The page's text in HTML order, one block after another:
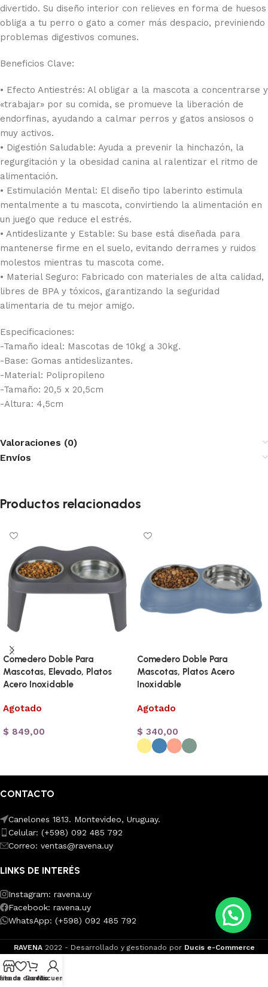
divertido. Su diseño interior con relieves en forma de huesos
obliga a tu perro o gato a comer más despacio, previniendo
problemas digestivos comunes.
Beneficios Clave:
• Efecto Antiestrés: Al obligar a la mascota a concentrarse y
«trabajar» por su comida, se promueve la liberación de
endorfinas, ayudando a calmar perros y gatos ansiosos o
muy activos.
• Digestión Saludable: Ayuda a prevenir la hinchazón, la
regurgitación y la obesidad canina al ralentizar el ritmo de
alimentación.
• Estimulación Mental: El diseño tipo laberinto estimula
mentalmente a tu mascota, convirtiendo la alimentación en
un juego que reduce el estrés.
• Antideslizante y Estable: Su base está diseñada para
mantenerse firme en el suelo, evitando derrames y ruidos
molestos mientras tu mascota come.
• Material Seguro: Fabricado con materiales de alta calidad,
libres de BPA y tóxicos, garantizando la seguridad
alimentaria de tu mejor amigo.
Especificaciones:
-Tamaño ideal: Mascotas de 10kg a 30kg.
-Base: Gomas antideslizantes.
-Material: Polipropileno
-Tamaño: 20,5 x 20,5cm
-Altura: 4,5cm
Valoraciones (0)
Envíos
Productos relacionados
Comedero Doble Para
Mascotas, Elevado, Platos
Acero Inoxidable
Agotado
$ 849,00
Comedero Doble Para
Mascotas, Platos Acero
Inoxidable
Agotado
$ 340,00
CONTACTO
Canelones 1813. Montevideo, Uruguay.
Celular: (+598) 092 485 792
Correo: ventas@ravena.uy
LINKS DE INTERÉS
Instagram: ravena.uy
Facebook: ravena.uy
WhatsApp: (+598) 092 485 792
RAVENA 2022 - Desarrollado y gestionado por Ducis e-Commerce
de deseos
CarritoMi cuenta